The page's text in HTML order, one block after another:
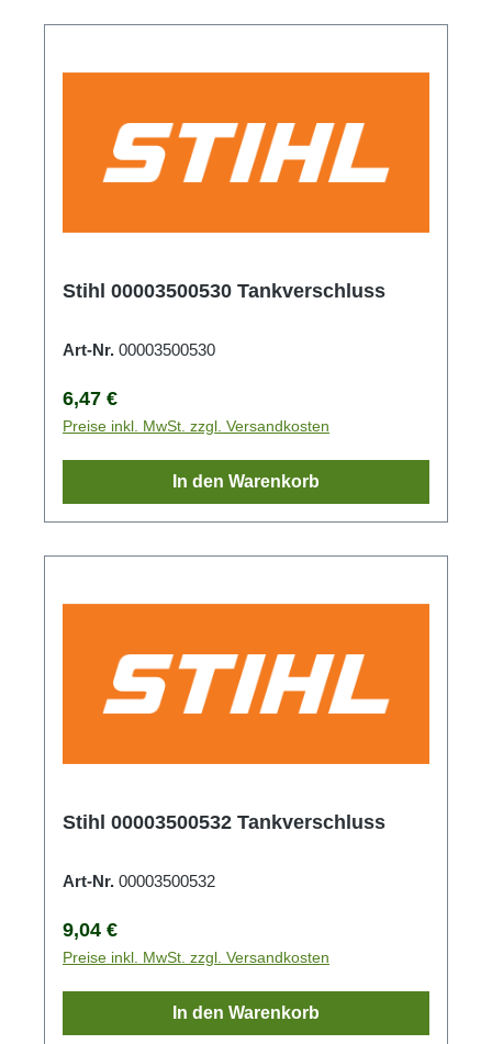
Stihl 00003500530 Tankverschluss
Art-Nr. 00003500530
Regulärer Preis:
6,47 €
Preise inkl. MwSt. zzgl. Versandkosten
In den Warenkorb
Stihl 00003500532 Tankverschluss
Art-Nr. 00003500532
Regulärer Preis:
9,04 €
Preise inkl. MwSt. zzgl. Versandkosten
In den Warenkorb